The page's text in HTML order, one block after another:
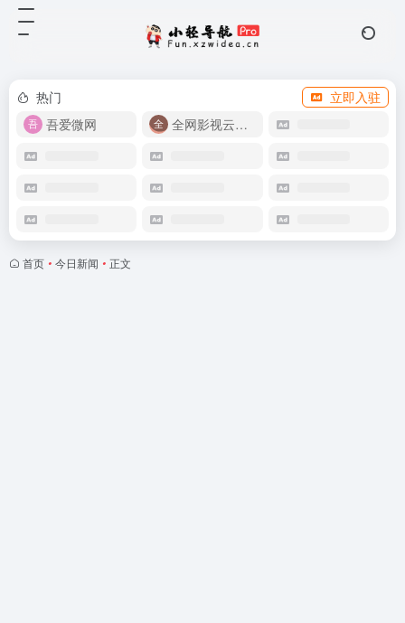
热门
立即入驻
吾爱微网
全网影视云盘资源
首页 • 今日新闻 • 正文